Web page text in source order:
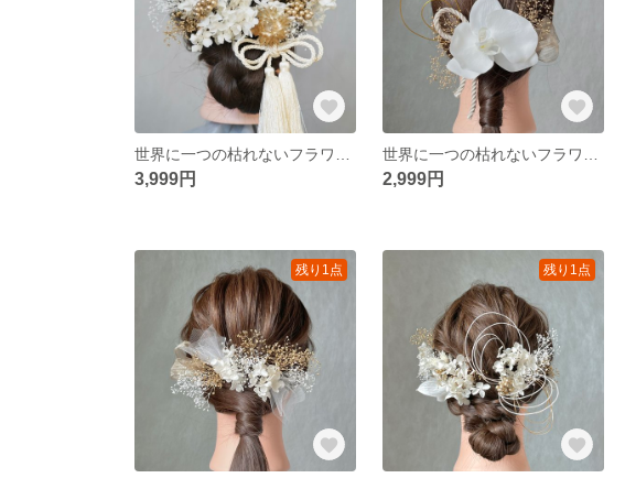
3,999円 2,999円
残り1点 残り1点